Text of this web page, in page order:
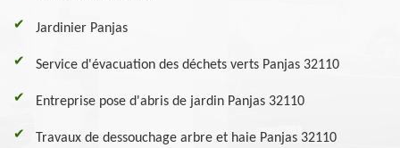
Jardinier Panjas
Service d'évacuation des déchets verts Panjas 32110
Entreprise pose d'abris de jardin Panjas 32110
Travaux de dessouchage arbre et haie Panjas 32110